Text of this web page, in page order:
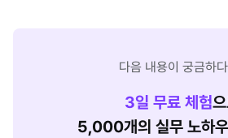
다음 내용이 궁금하
3일 무료 체험
5,000개의 실무 노하